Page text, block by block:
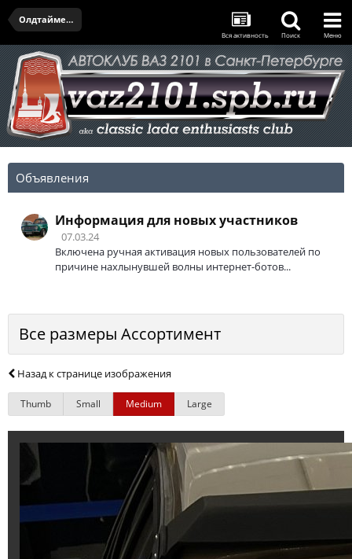
Олдтаймер-галерея и открытие сезона - 11.04.2026
Вся активность Поиск Меню
Объявления
Информация для новых участников
07.03.24
Включена ручная активация новых пользователей по
причине нахлынувшей волны интернет-ботов...
Все размеры Ассортимент
Назад к странице изображения
Thumb Small Medium Large